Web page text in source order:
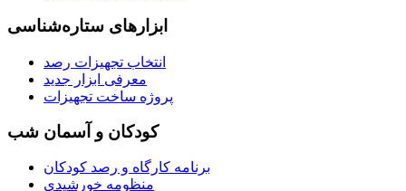
ابزارهای ستاره‌شناسی
انتخاب تجهیزات رصد
معرفی ابزار جدید
پروژه ساخت تجهیزات
کودکان و آسمان شب
برنامه‌ کارگاه و رصد کودکان
منظومه خورشیدی